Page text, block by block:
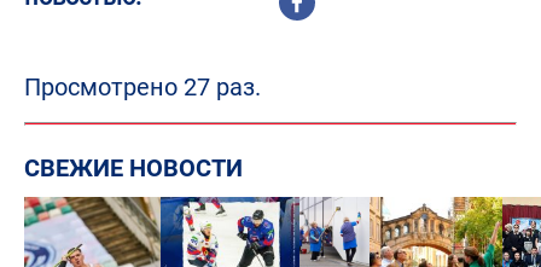
Просмотрено 27 раз.
СВЕЖИЕ НОВОСТИ